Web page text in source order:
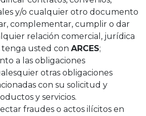
y/o cualquier otro documento
complementar, cumplir o dar
relación comercial, jurídica
usted con ARCES;
a las obligaciones
otras obligaciones
con su solicitud y
y servicios.
fraudes o actos ilícitos en